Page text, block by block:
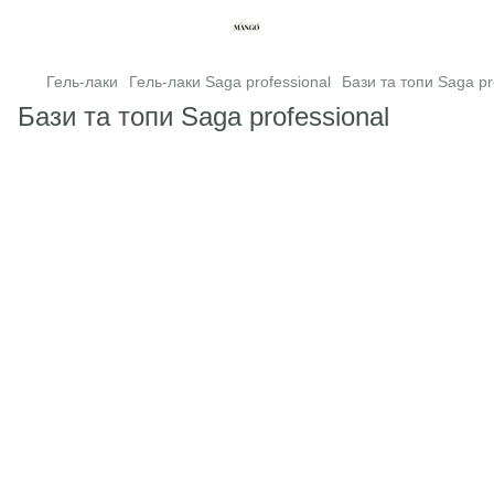
Гель-лаки Гель-лаки Saga professional Бази та топи Saga
Бази та топи Saga professional